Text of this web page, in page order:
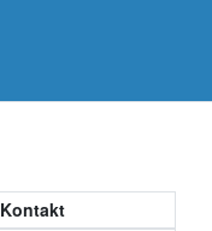
Kontakt